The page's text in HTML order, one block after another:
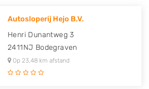
Autosloperij Hejo B.V.
Henri Dunantweg 3
2411NJ Bodegraven
Op 23,48 km afstand